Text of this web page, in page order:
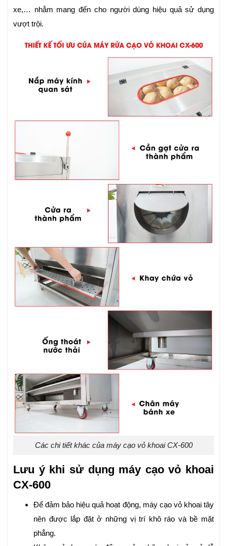
xe,… nhằm mang đến cho người dùng hiệu quả sử dụng
vượt trội.
Các chi tiết khác của máy cạo vỏ khoai CX-600
Lưu ý khi sử dụng máy cạo vỏ khoai
CX-600
Để đảm bảo hiệu quả hoạt động, máy cạo vỏ khoai tây
nên được lắp đặt ở những vị trí khô ráo và bề mặt
phẳng.